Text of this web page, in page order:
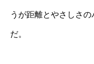
うが距離とやさしさ
だ。